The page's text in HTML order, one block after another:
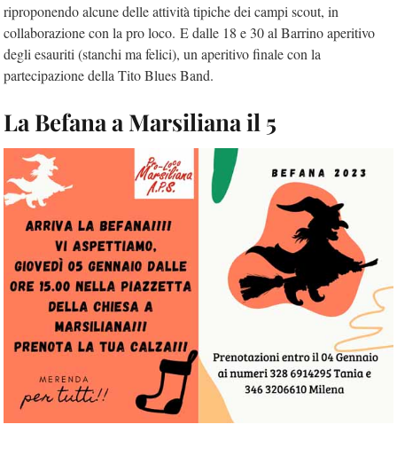
riproponendo alcune delle attività tipiche dei campi scout, in
collaborazione con la pro loco. E dalle 18 e 30 al Barrino aperitivo
degli esauriti (stanchi ma felici), un aperitivo finale con la
partecipazione della Tito Blues Band.
La Befana a Marsiliana il 5